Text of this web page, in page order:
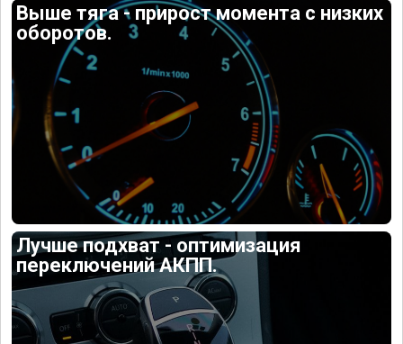
Выше тяга - прирост момента с низких
оборотов.
Лучше подхват - оптимизация
переключений АКПП.